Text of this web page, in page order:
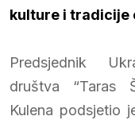
kulture i tradicije
Predsjednik
društva “Taras
Kulena podsjetio